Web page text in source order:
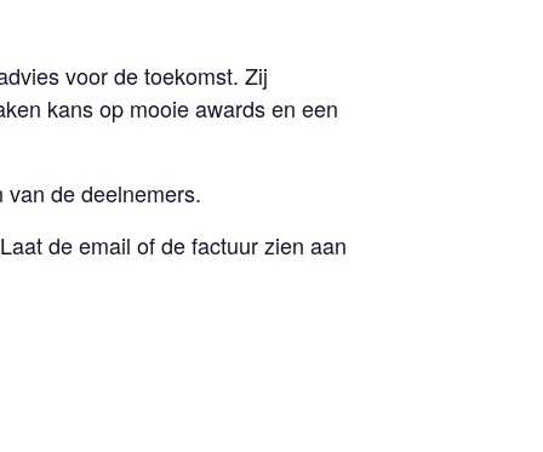
voor de toekomst. Zij
kans op mooie awards en een
de deelnemers.
de email of de factuur zien aan